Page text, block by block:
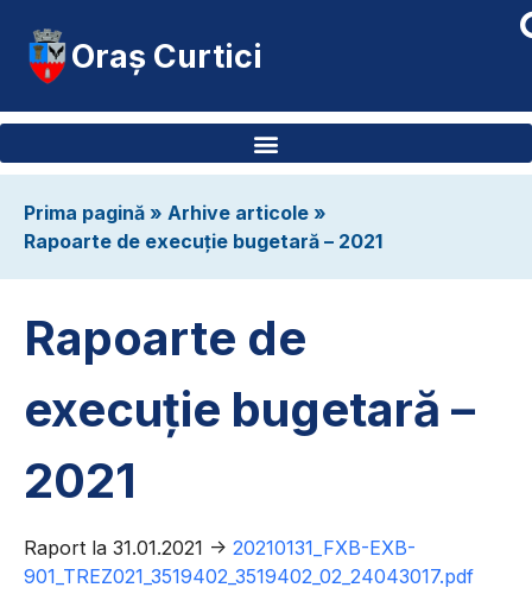
Oraș Curtici
Prima pagină » Arhive articole »
Rapoarte de execuție bugetară – 2021
Rapoarte de
execuție bugetară –
2021
Raport la 31.01.2021 -> 20210131_FXB-EXB-
901_TREZ021_3519402_3519402_02_24043017.pdf